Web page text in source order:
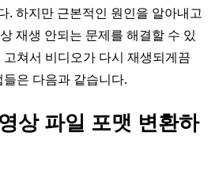
. 하지만 근본적인 원인을 알아내고
재생 안되는 문제를 해결할 수 있
쳐서 비디오가 다시 재생되게끔
은 다음과 같습니다.
상 파일 포맷 변환하